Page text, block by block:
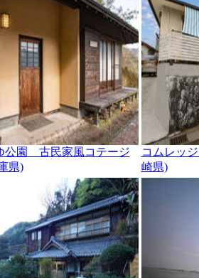
公園 古民家風コテージ
県)
コムレッ
崎県)